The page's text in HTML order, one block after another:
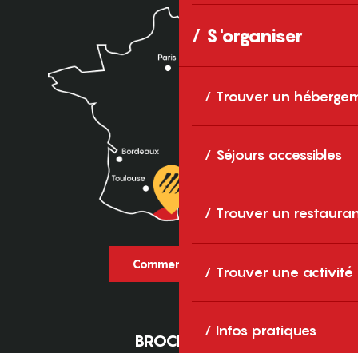
S'organiser
Trouver un
Séjours accessibles
Trouver un
Trouver une activité
Infos pratiques
Comment venir ?
BROCHURES